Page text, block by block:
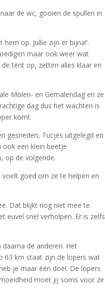
de wc, gooien de spullen in
op. Jullie zijn er bijna!’.
maar ook weer wat
tent op, zetten alles klaar en
Molen- en Gemalendag en ze
dag dus het wachten is
komt.
gesneden, Tucjes uitgelegd en
ook een klein beetje
op de volgende.
goed om ze te helpen en
Dat blijkt nog niet mee te
euvel snel verholpen. Er is zelfs
de anderen. Het
63 km staat zijn de lopers wat
je maar één doel. De lopers
moet jij soms voor ze